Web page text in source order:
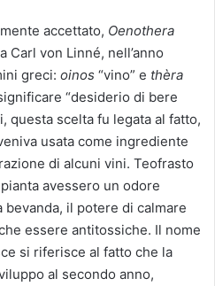
accettato, Oenothera
Carl von Linné, nell’anno
greci: oinos “vino” e thèra
“desiderio di bere
questa scelta fu legata al fatto,
usata come ingrediente
di alcuni vini. Teofrasto
avessero un odore
il potere di calmare
essere antitossiche. Il nome
si riferisce al fatto che la
al secondo anno,